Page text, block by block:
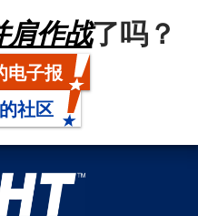
肩作战了吗？
电子报
社区